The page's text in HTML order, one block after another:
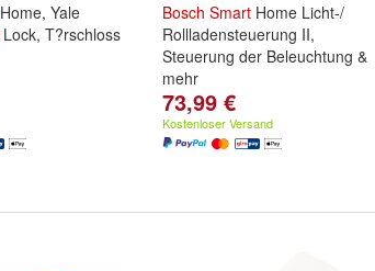
Home, Yale
Lock, T?rschloss
Bosch Smart Home Licht-/
Rollladensteuerung II,
Steuerung der Beleuchtung &
mehr
73,99 €
Kostenloser Versand